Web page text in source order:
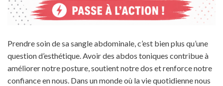
Prendre soin de sa sangle abdominale, c’est bien plus qu’une
question d’esthétique. Avoir des abdos toniques contribue à
améliorer notre posture, soutient notre dos et renforce notre
confiance en nous. Dans un monde où la vie quotidienne nous